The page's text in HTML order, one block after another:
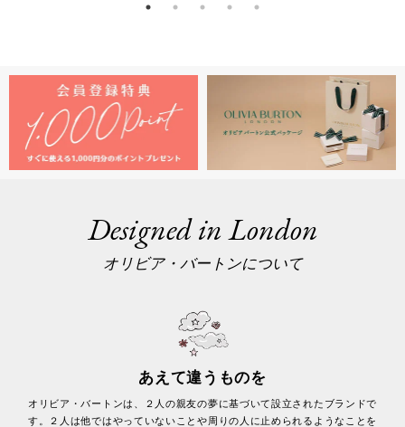
Designed in London
オリビア・バートンについて
あえて違うものを
オリビア・バートンは、２人の親友の夢に基づいて設立されたブランドで
す。２人は他ではやっていないことや周りの人に止められるようなことを